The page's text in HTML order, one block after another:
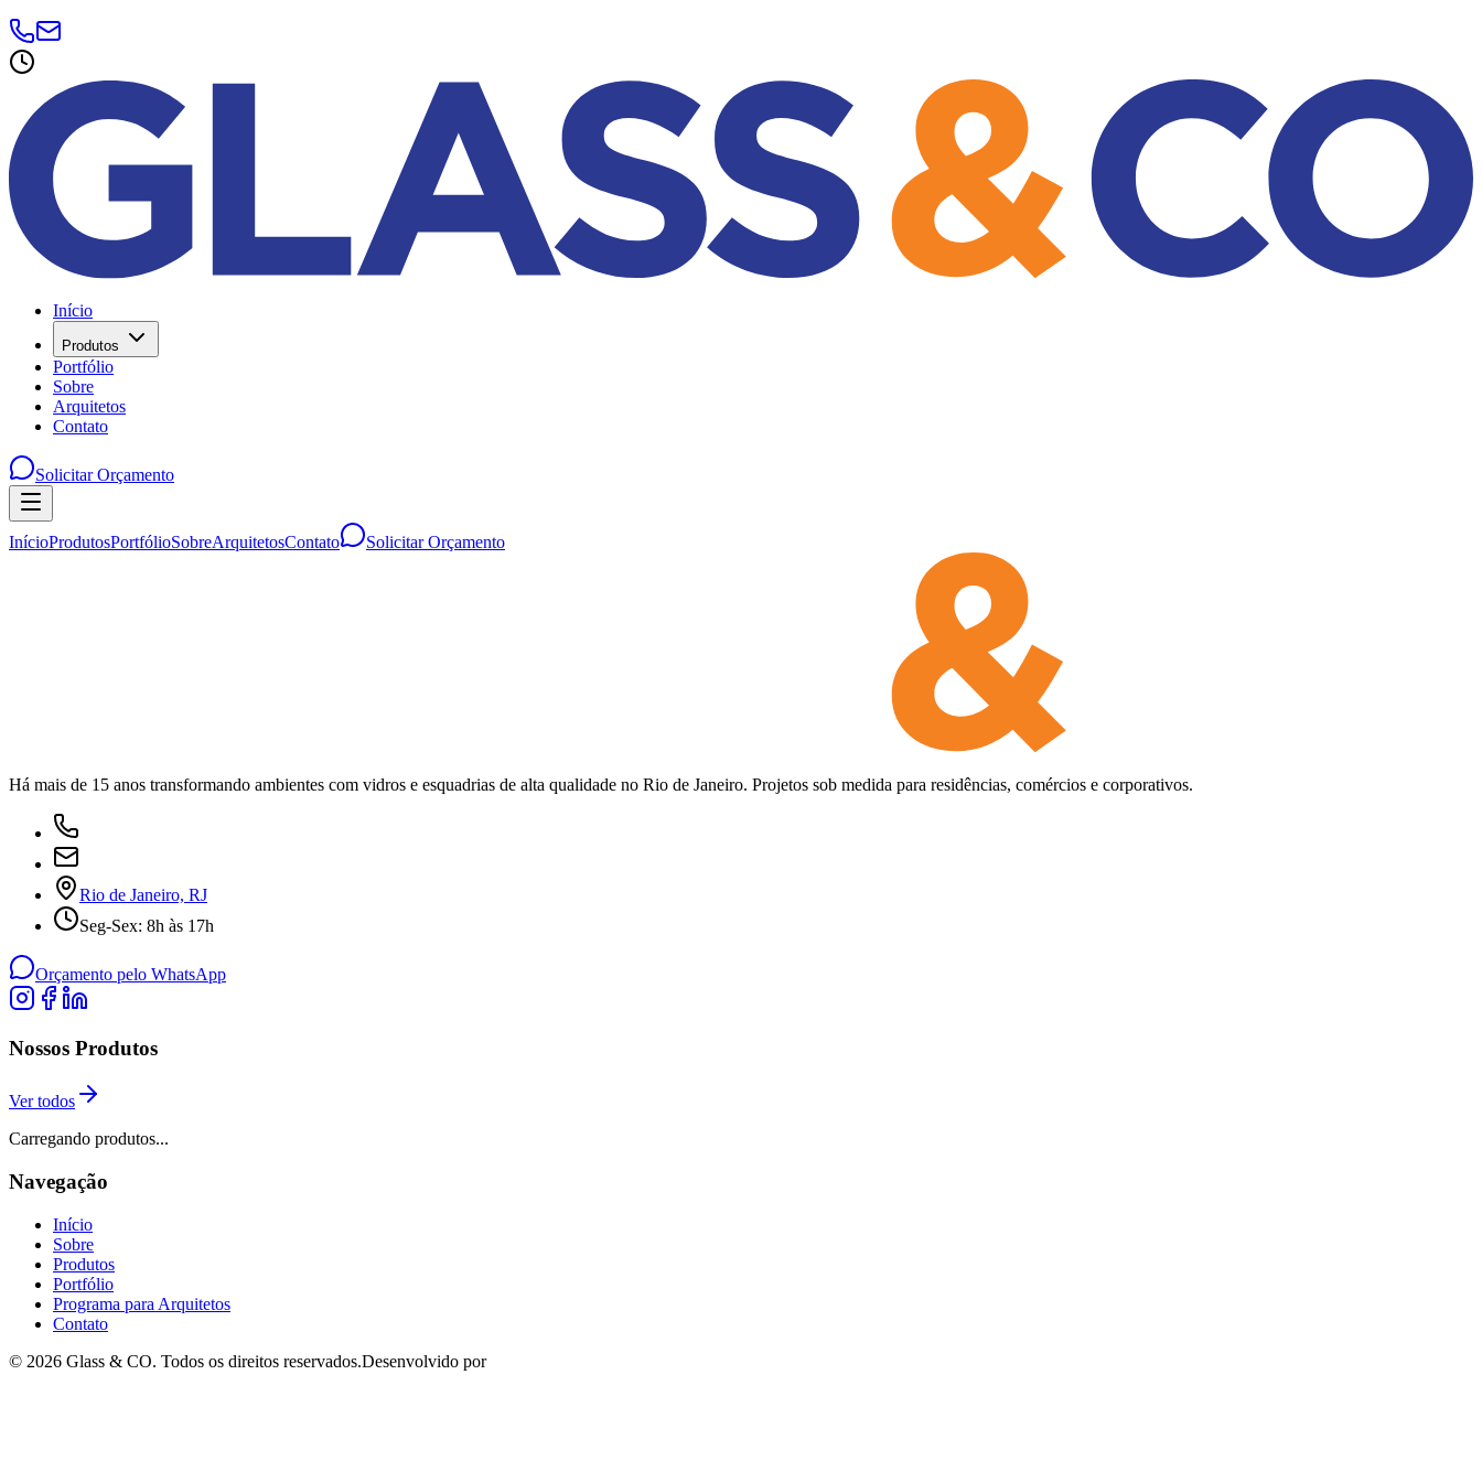
Início
Produtos
Portfólio
Sobre
Arquitetos
Contato
Solicitar Orçamento
InícioProdutosPortfólioSobreArquitetosContato Solicitar Orçamento
Há mais de 15 anos transformando ambientes com vidros e esquadrias de alta qualidade no Rio de Janeiro. Projetos sob medida para residências, comércios e corporativos.
Rio de Janeiro, RJ
Seg-Sex: 8h às 17h
Orçamento pelo WhatsApp
Nossos Produtos
Ver todos
Carregando produtos...
Navegação
Início
Sobre
Produtos
Portfólio
Programa para Arquitetos
Contato
© 2026 Glass & CO. Todos os direitos reservados.Desenvolvido por